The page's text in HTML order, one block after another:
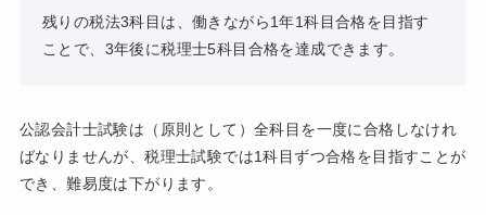
残りの税法3科目は、働きながら1年1科目合格を目指す
ことで、3年後に税理士5科目合格を達成できます。
公認会計士試験は（原則として）全科目を一度に合格しなけれ
ばなりませんが、税理士試験では1科目ずつ合格を目指すことが
でき、難易度は下がります。